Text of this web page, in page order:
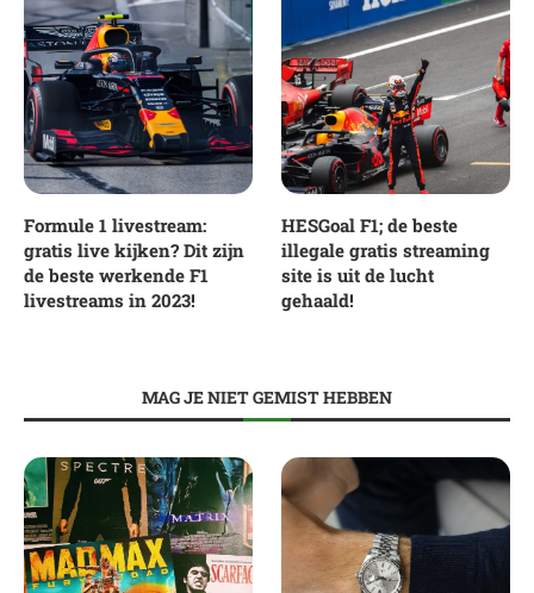
Formule 1 livestream:
gratis live kijken? Dit zijn
de beste werkende F1
livestreams in 2023!
HESGoal F1; de beste
illegale gratis streaming
site is uit de lucht
gehaald!
MAG JE NIET GEMIST HEBBEN